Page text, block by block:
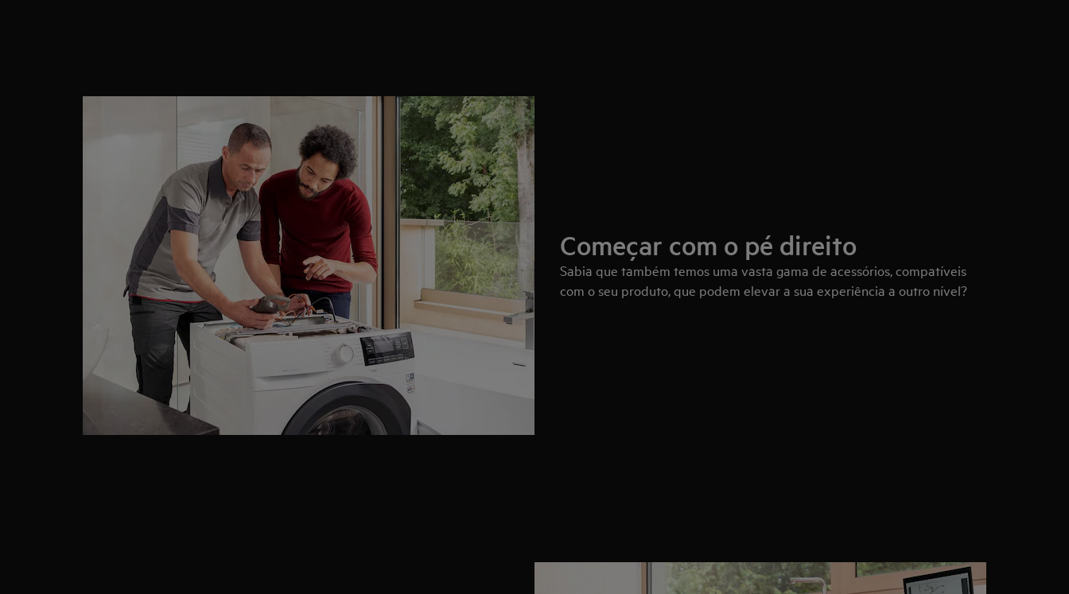
Começar com o pé direito
Sabia que também temos uma vasta gama de acessórios, compatíveis
com o seu produto, que podem elevar a sua experiência a outro nível?